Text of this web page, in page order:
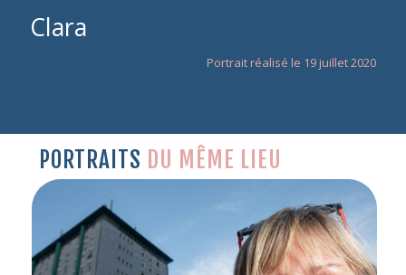
Clara
Portrait réalisé le 19 juillet 2020
PORTRAITS DU MÊME LIEU